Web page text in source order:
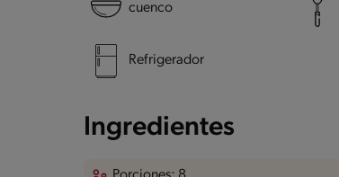
cuenco
Refrigerador
Ingredientes